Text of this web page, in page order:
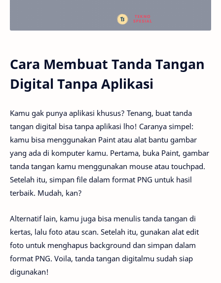
Cara Membuat Tanda Tangan
Digital Tanpa Aplikasi
Kamu gak punya aplikasi khusus? Tenang, buat tanda
tangan digital bisa tanpa aplikasi lho! Caranya simpel:
kamu bisa menggunakan Paint atau alat bantu gambar
yang ada di komputer kamu. Pertama, buka Paint, gambar
tanda tangan kamu menggunakan mouse atau touchpad.
Setelah itu, simpan file dalam format PNG untuk hasil
terbaik. Mudah, kan?
Alternatif lain, kamu juga bisa menulis tanda tangan di
kertas, lalu foto atau scan. Setelah itu, gunakan alat edit
foto untuk menghapus background dan simpan dalam
format PNG. Voila, tanda tangan digitalmu sudah siap
digunakan!